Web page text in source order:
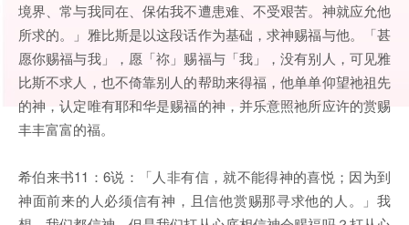
境界、常与我同在、保佑我不遭患难、不受艰苦。神就应允他
所求的。」雅比斯是以这段话作为基础，求神赐福与他。「甚
愿你赐福与我」，愿「祢」赐福与「我」，没有别人，可见雅
比斯不求人，也不倚靠别人的帮助来得福，他单单仰望祂祖先
的神，认定唯有耶和华是赐福的神，并乐意照祂所应许的赏赐
丰丰富富的福。
希伯来书11：6说：「人非有信，就不能得神的喜悦；因为到
神面前来的人必须信有神，且信他赏赐那寻求他的人。」我